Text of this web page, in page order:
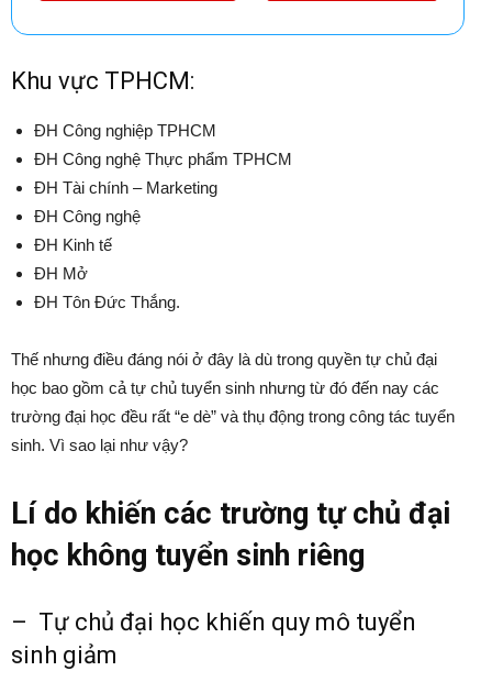
Khu vực TPHCM:
ĐH Công nghiệp TPHCM
ĐH Công nghệ Thực phẩm TPHCM
ĐH Tài chính – Marketing
ĐH Công nghệ
ĐH Kinh tế
ĐH Mở
ĐH Tôn Đức Thắng.
Thế nhưng điều đáng nói ở đây là dù trong quyền tự chủ đại
học bao gồm cả tự chủ tuyển sinh nhưng từ đó đến nay các
trường đại học đều rất “e dè” và thụ động trong công tác tuyển
sinh. Vì sao lại như vậy?
Lí do khiến các trường tự chủ đại
học không tuyển sinh riêng
– Tự chủ đại học khiến quy mô tuyển
sinh giảm